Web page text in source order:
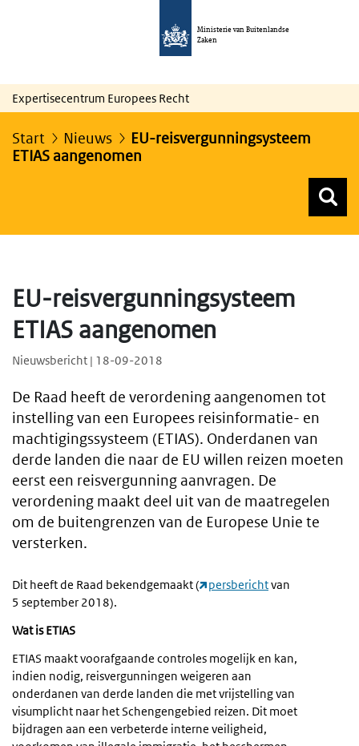
Ministerie van Buitenlandse
Zaken
Expertisecentrum Europees Recht
Start Nieuws
EU-reisvergunningsysteem
ETIAS aangenomen
EU-reisvergunningsysteem
ETIAS aangenomen
Nieuwsbericht | 18-09-2018
De Raad heeft de verordening aangenomen tot
instelling van een Europees reisinformatie- en
machtigingssysteem (ETIAS). Onderdanen van
derde landen die naar de EU willen reizen moeten
eerst een reisvergunning aanvragen. De
verordening maakt deel uit van de maatregelen
om de buitengrenzen van de Europese Unie te
versterken.
Dit heeft de Raad bekendgemaakt ( persberichtvan
5 september 2018).
Wat is ETIAS
ETIAS maakt voorafgaande controles mogelijk en kan,
indien nodig, reisvergunningen weigeren aan
onderdanen van derde landen die met vrijstelling van
visumplicht naar het Schengengebied reizen. Dit moet
bijdragen aan een verbeterde interne veiligheid,